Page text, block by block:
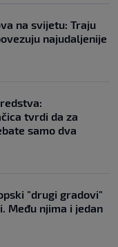
na svijetu: Traju
najudaljenije
tvrdi da za
samo dva
"drugi gradovi"
Među njima i jedan